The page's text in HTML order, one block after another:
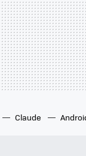
Claude